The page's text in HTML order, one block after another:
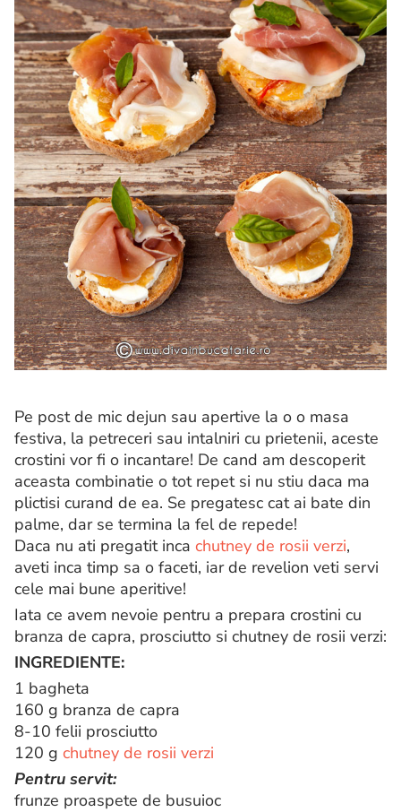
Pe post de mic dejun sau apertive la o o masa
festiva, la petreceri sau intalniri cu prietenii, aceste
crostini vor fi o incantare! De cand am descoperit
aceasta combinatie o tot repet si nu stiu daca ma
plictisi curand de ea. Se pregatesc cat ai bate din
palme, dar se termina la fel de repede!
Daca nu ati pregatit inca chutney de rosii verzi,
aveti inca timp sa o faceti, iar de revelion veti servi
cele mai bune aperitive!
Iata ce avem nevoie pentru a prepara crostini cu
branza de capra, prosciutto si chutney de rosii verzi:
INGREDIENTE:
1 bagheta
160 g branza de capra
8-10 felii prosciutto
120 g chutney de rosii verzi
Pentru servit:
frunze proaspete de busuioc